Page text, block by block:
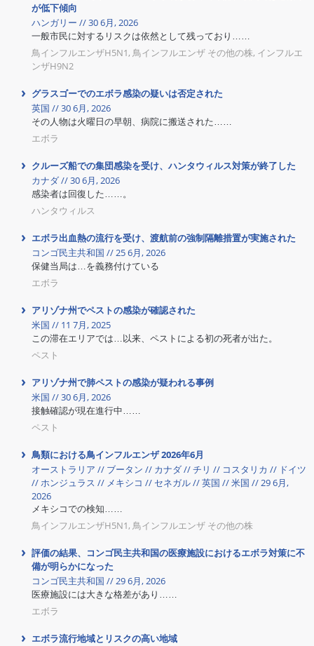
が低下傾向
ハンガリー // 30 6月, 2026
一般市民に対するリスクは依然として残っており……
鳥インフルエンザH5N1, 鳥インフルエンザ その他の株, インフルエ
ンザH9N2
グラスゴーでのエボラ感染の疑いは否定された
英国 // 30 6月, 2026
その人物は火曜日の早朝、病院に搬送された……
エボラ
クルーズ船での集団感染を受け、ハンタウィルス対策が終了した
カナダ // 30 6月, 2026
感染者は回復した……。
ハンタウィルス
エボラ出血熱の流行を受け、渡航前の強制隔離措置が実施された
コンゴ民主共和国 // 25 6月, 2026
保健当局は…を義務付けている
エボラ
アリゾナ州でペストの感染が確認された
米国 // 11 7月, 2025
この滞在エリアでは…以来、ペストによる初の死者が出た。
ペスト
アリゾナ州で肺ペストの感染が疑われる事例
米国 // 30 6月, 2026
接触確認が現在進行中……
ペスト
鳥類における鳥インフルエンザ 2026年6月
オーストラリア // ブータン // カナダ // チリ // コスタリカ // ドイツ
// ホンジュラス // メキシコ // セネガル // 英国 // 米国 // 29 6月,
2026
メキシコでの検知……
鳥インフルエンザH5N1, 鳥インフルエンザ その他の株
評価の結果、コンゴ民主共和国の医療施設におけるエボラ対策に不
備が明らかになった
コンゴ民主共和国 // 29 6月, 2026
医療施設には大きな格差があり……
エボラ
エボラ流行地域とリスクの高い地域